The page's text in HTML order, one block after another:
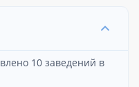
10 заведений в